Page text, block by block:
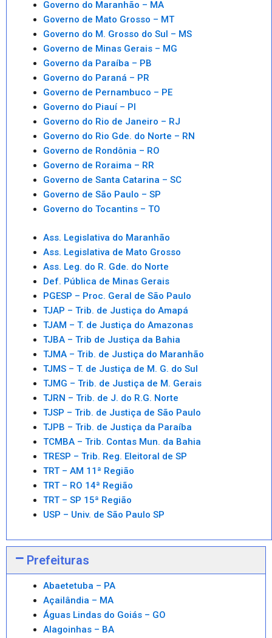
Governo do Maranhão – MA
Governo de Mato Grosso – MT
Governo do M. Grosso do Sul – MS
Governo de Minas Gerais – MG
Governo da Paraíba – PB
Governo do Paraná – PR
Governo de Pernambuco – PE
Governo do Piauí – PI
Governo do Rio de Janeiro – RJ
Governo do Rio Gde. do Norte – RN
Governo de Rondônia – RO
Governo de Roraima – RR
Governo de Santa Catarina – SC
Governo de São Paulo – SP
Governo do Tocantins – TO
Ass. Legislativa do Maranhão
Ass. Legislativa de Mato Grosso
Ass. Leg. do R. Gde. do Norte
Def. Pública de Minas Gerais
PGESP – Proc. Geral de São Paulo
TJAP – Trib. de Justiça do Amapá
TJAM – T. de Justiça do Amazonas
TJBA – Trib de Justiça da Bahia
TJMA – Trib. de Justiça do Maranhão
TJMS – T. de Justiça de M. G. do Sul
TJMG – Trib. de Justiça de M. Gerais
TJRN – Trib. de J. do R.G. Norte
TJSP – Trib. de Justiça de São Paulo
TJPB – Trib. de Justiça da Paraíba
TCMBA – Trib. Contas Mun. da Bahia
TRESP – Trib. Reg. Eleitoral de SP
TRT – AM 11ª Região
TRT – RO 14ª Região
TRT – SP 15ª Região
USP – Univ. de São Paulo SP
Prefeituras
Abaetetuba – PA
Açailândia – MA
Águas Lindas do Goiás – GO
Alagoinhas – BA